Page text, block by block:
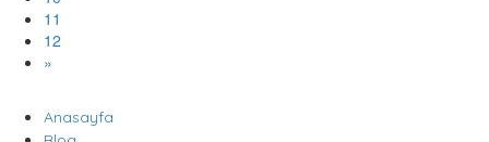
11
12
»
Anasayfa